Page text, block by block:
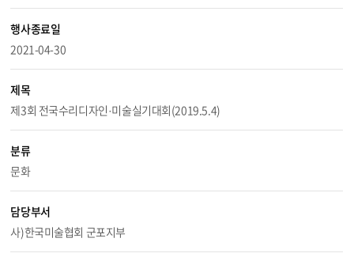
행사종료일
2021-04-30
제목
제3회 전국수리디자인·미술실기대회(2019.5.4)
분류
문화
담당부서
사)한국미술협회 군포지부